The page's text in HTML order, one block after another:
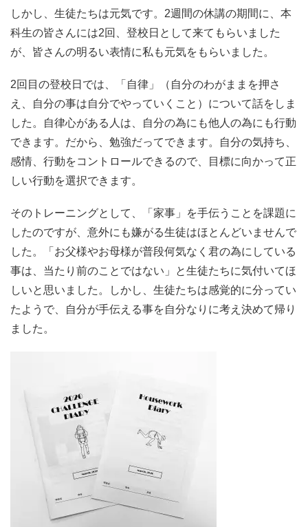
しかし、生徒たちは元気です。2週間の休講の期間に、本
科生の皆さんには2回、登校日として来てもらいました
が、皆さんの明るい表情に私も元気をもらいました。
2回目の登校日では、「自律」（自分のわがままを押さ
え、自分の事は自分でやっていくこと）について話をしま
した。自律心がある人は、自分の為にも他人の為にも行動
できます。だから、勉強だってできます。自分の気持ち、
感情、行動をコントロールできるので、目標に向かって正
しい行動を選択できます。
そのトレーニングとして、「家事」を手伝うことを課題に
したのですが、意外にも嫌がる生徒はほとんどいませんで
した。「お父様やお母様が普段何気なく君の為にしている
事は、当たり前のことではない」と生徒たちに気付いてほ
しいと思いました。しかし、生徒たちは感覚的に分ってい
たようで、自分が手伝える事を自分なりに考え決めて帰り
ました。